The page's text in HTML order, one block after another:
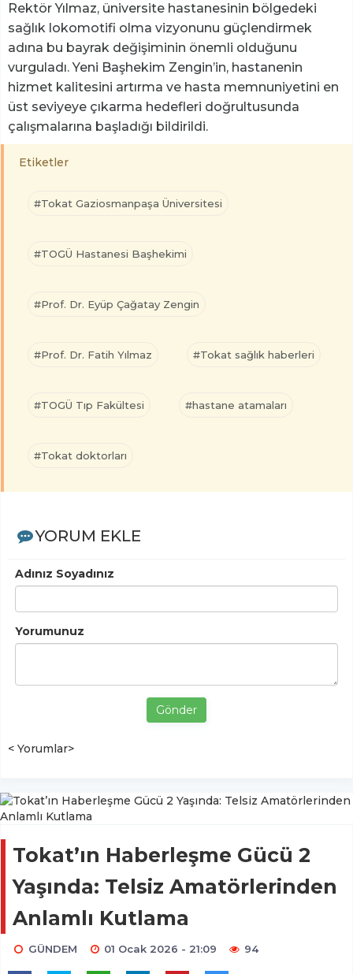
Rektör Yılmaz, üniversite hastanesinin bölgedeki
sağlık lokomotifi olma vizyonunu güçlendirmek
adına bu bayrak değişiminin önemli olduğunu
vurguladı. Yeni Başhekim Zengin’in, hastanenin
hizmet kalitesini artırma ve hasta memnuniyetini en
üst seviyeye çıkarma hedefleri doğrultusunda
çalışmalarına başladığı bildirildi.
Etiketler
#Tokat Gaziosmanpaşa Üniversitesi
#TOGÜ Hastanesi Başhekimi
#Prof. Dr. Eyüp Çağatay Zengin
#Prof. Dr. Fatih Yılmaz #Tokat sağlık haberleri
#TOGÜ Tıp Fakültesi #hastane atamaları
#Tokat doktorları
YORUM EKLE
Adınız Soyadınız
Yorumunuz
Gönder
< Yorumlar>
Tokat’ın Haberleşme Gücü 2
Yaşında: Telsiz Amatörlerinden
Anlamlı Kutlama
GÜNDEM 01 Ocak 2026 - 21:09 94